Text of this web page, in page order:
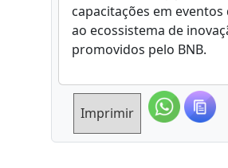
capacitações em
ao ecossistema de
promovidos pelo BNB.
Imprimir